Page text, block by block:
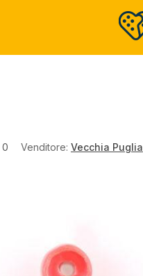
0 Venditore: Vecchia Puglia